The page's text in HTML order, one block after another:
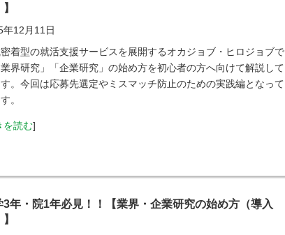
年12月11日
着型の就活支援サービスを展開するオカジョブ・ヒロジョブで
界研究」「企業研究」の始め方を初心者の方へ向けて解説して
。今回は応募先選定やミスマッチ防止のための実践編となって
。
を読む]
3年・院1年必見！！【業界・企業研究の始め方（導入